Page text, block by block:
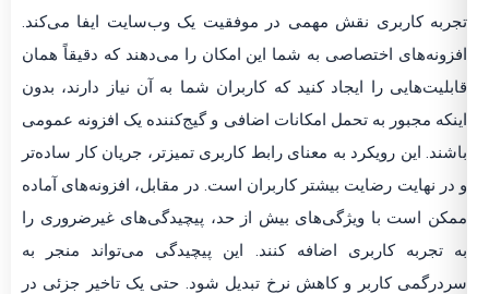
تجربه کاربری نقش مهمی در موفقیت یک وب‌سایت ایفا می‌کند.
افزونه‌های اختصاصی به شما این امکان را می‌دهند که دقیقاً همان
قابلیت‌هایی را ایجاد کنید که کاربران شما به آن نیاز دارند، بدون
اینکه مجبور به تحمل امکانات اضافی و گیج‌کننده یک افزونه عمومی
باشند. این رویکرد به معنای رابط کاربری تمیزتر، جریان کار ساده‌تر
و در نهایت رضایت بیشتر کاربران است. در مقابل، افزونه‌های آماده
ممکن است با ویژگی‌های بیش از حد، پیچیدگی‌های غیرضروری را
به تجربه کاربری اضافه کنند. این پیچیدگی می‌تواند منجر به
سردرگمی کاربر و کاهش نرخ تبدیل شود. حتی یک تاخیر جزئی در